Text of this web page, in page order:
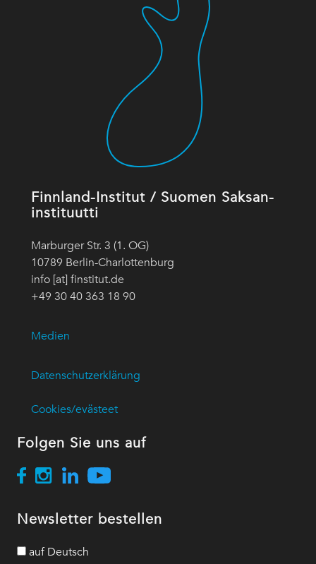
Finnland-Institut / Suomen Saksan-
instituutti
Marburger Str. 3 (1. OG)
10789 Berlin-Charlottenburg
info [at] finstitut.de
+49 30 40 363 18 90
Medien
Datenschutzerklärung
Cookies/evästeet
Folgen Sie uns auf
Newsletter bestellen
auf Deutsch